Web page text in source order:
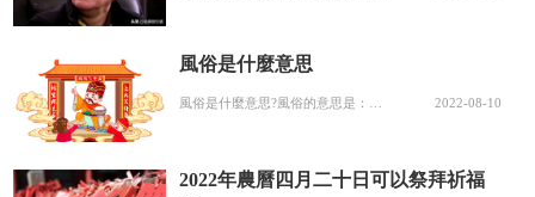
公元前215年，秦始皇統一中國後由于匈奴大舉
進犯中原，便命令朝中大将蒙恬大将軍率領三十萬
秦軍開始前往北方主動與匈奴開戰。
蒙恬将軍擊敗
了匈奴，并且收回河套以及陝西一帶
候秦始皇下令修築長城防禦匈奴進攻。而長城也構
風俗是什麼意思
2022-08-10
2022年農曆四月二十日可以祭拜祈福